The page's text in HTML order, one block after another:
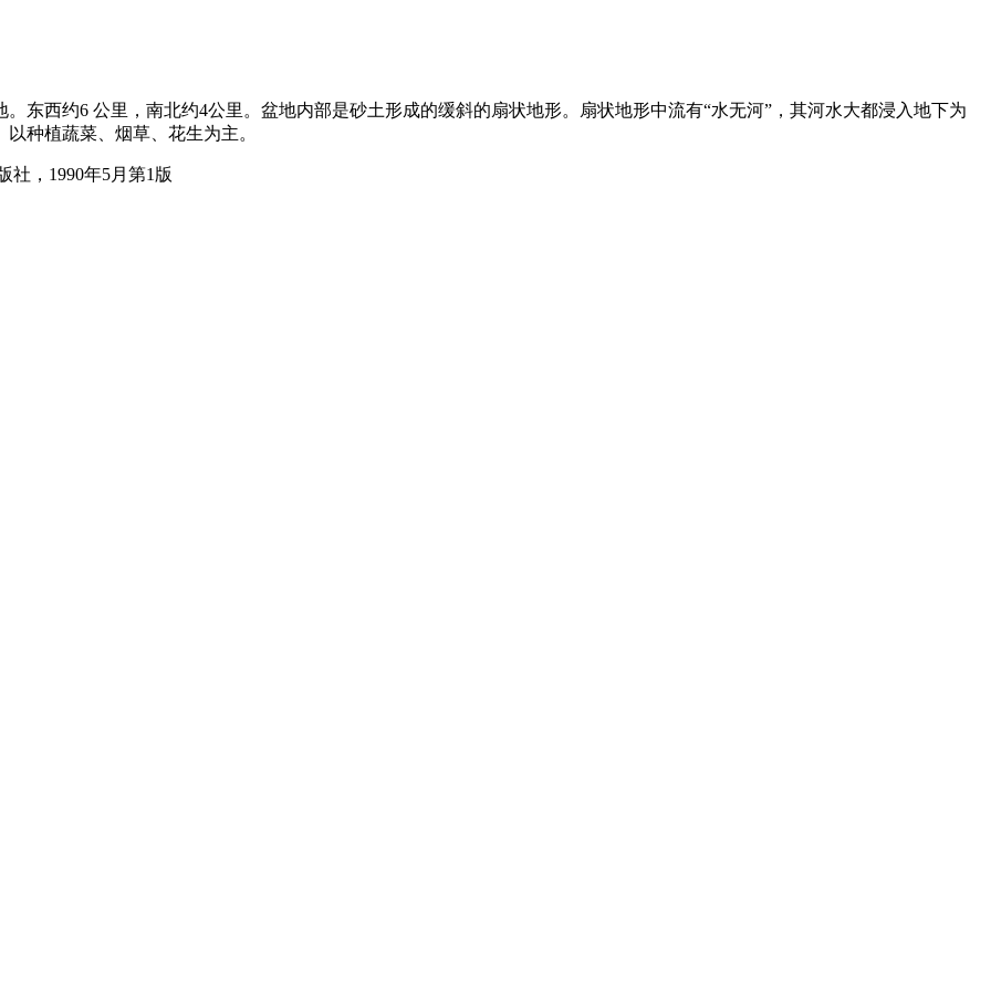
东西约6 公里，南北约4公里。盆地内部是砂土形成的缓斜的扇状地形。扇状地形中流有“水无河”，其河水大都浸入地下为
种植蔬菜、烟草、花生为主。
社，1990年5月第1版